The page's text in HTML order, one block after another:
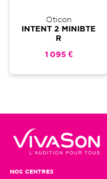
Oticon
INTENT 2 MINIBTE
R
1 095 €
NOS CENTRES